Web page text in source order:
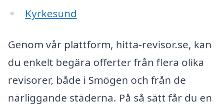
Kyrkesund
Genom vår plattform, hitta-revisor.se, kan
du enkelt begära offerter från flera olika
revisorer, både i Smögen och från de
närliggande städerna. På så sätt får du en